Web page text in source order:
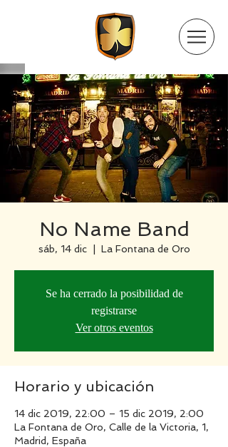
No Name Band
sáb, 14 dic
  |
La Fontana de Oro
Se ha cerrado la posibilidad de
registrarse
Ver otros eventos
Horario y ubicación
14 dic 2019, 22:00 – 15 dic 2019, 2:00
La Fontana de Oro, Calle de la Victoria, 1,
Madrid, España